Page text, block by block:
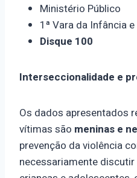
Ministério Público
1ª Vara da Infância
Disque 100
Interseccionalidade e
Os dados apresentados
vítimas são meninas e
prevenção da violência
necessariamente